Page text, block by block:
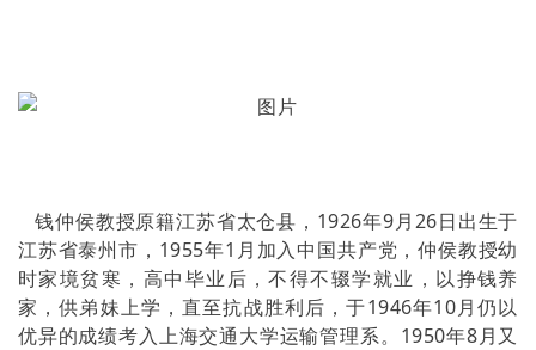
钱仲侯教授原籍江苏省太仓县，1926年9月26日出生于
江苏省泰州市，1955年1月加入中国共产党，仲侯教授幼
时家境贫寒，高中毕业后，不得不辍学就业，以挣钱养
家，供弟妹上学，直至抗战胜利后，于1946年10月仍以
优异的成绩考入上海交通大学运输管理系。1950年8月又